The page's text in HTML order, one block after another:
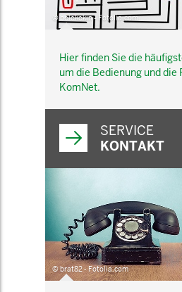
© belekekin - Fotolia.com
Hier finden Sie die
um die Bedienung und die
KomNet.
SERVICE
KONTAKT
© brat82 - Fotolia.com